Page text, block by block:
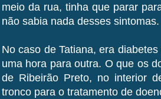
meio da rua, tinha que parar
não sabia nada desses
No caso de Tatiana, era
uma hora para outra. O que os
de Ribeirão Preto, no interior
tronco para o tratamento de